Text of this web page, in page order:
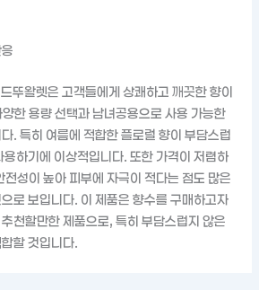
왈렛은 고객들에게 상쾌하고 깨끗한 향이
한 용량 선택과 남녀공용으로 사용 가능한
. 특히 여름에 적합한 플로럴 향이 부담스럽
용하기에 이상적입니다. 또한 가격이 저렴하
성이 높아 피부에 자극이 적다는 점도 많은
로 보입니다. 이 제품은 향수를 구매하고자
천할만한 제품으로, 특히 부담스럽지 않은
할 것입니다.